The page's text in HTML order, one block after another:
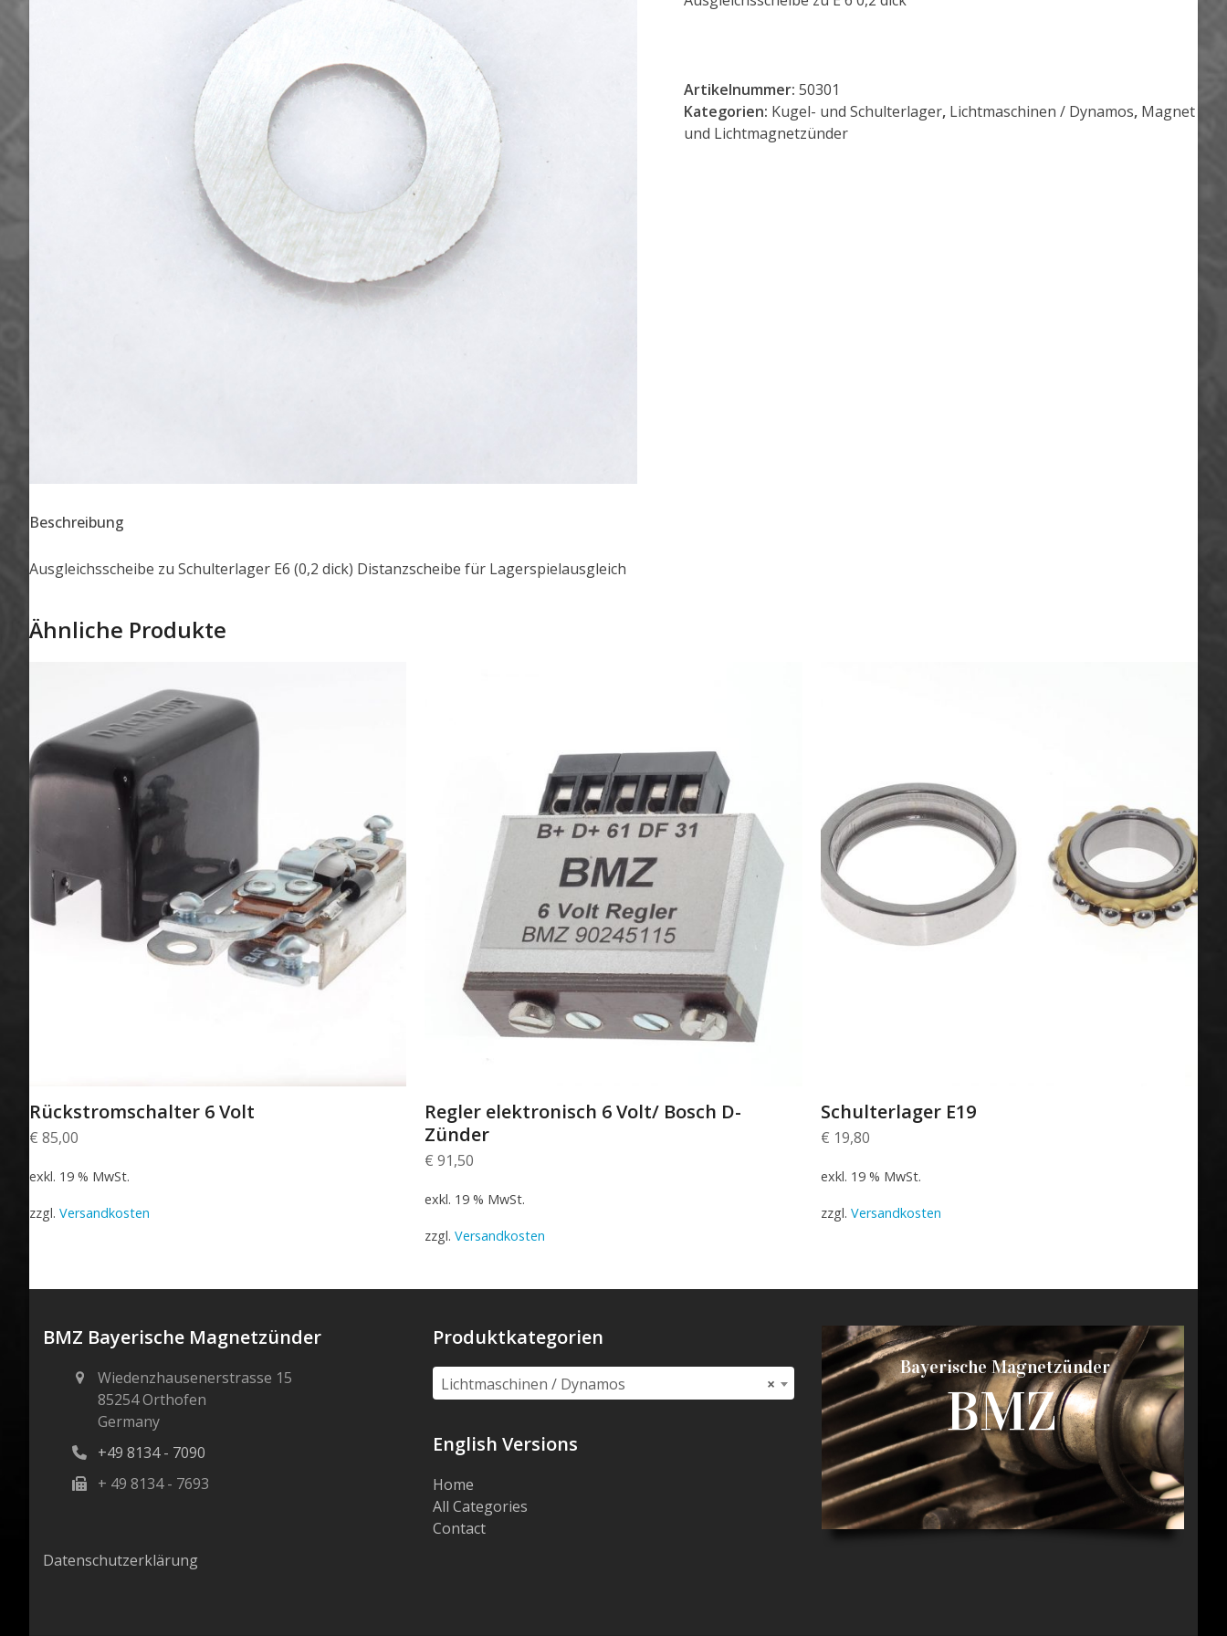
Artikelnummer: 50301
Kategorien: Kugel- und Schulterlager, Lichtmaschinen / Dynamos, Magnet
und Lichtmagnetzünder
Beschreibung
Ausgleichsscheibe zu Schulterlager E6 (0,2 dick) Distanzscheibe für Lagerspielausgleich
Ähnliche Produkte
Rückstromschalter 6 Volt
€ 85,00
exkl. 19 % MwSt.
zzgl. Versandkosten
Regler elektronisch 6 Volt/ Bosch D-
Zünder
€ 91,50
exkl. 19 % MwSt.
zzgl.Versandkosten
Schulterlager E19
€ 19,80
exkl. 19 % MwSt.
zzgl. Versandkosten
BMZ Bayerische Magnetzünder
Wiedenzhausenerstrasse 15
85254 Orthofen
Germany
+49 8134 - 7090
+ 49 8134 - 7693
Datenschutzerklärung
Produktkategorien
×
Lichtmaschinen / Dynamos
English Versions
Home
All Categories
Contact
Bayerische Magnetzünder
BMZ